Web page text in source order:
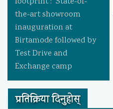
the-art showroom
inauguration at
Birtamode followed by
Test Drive and
Exchange camp
प्रतिक्रिया दिनुहोस्